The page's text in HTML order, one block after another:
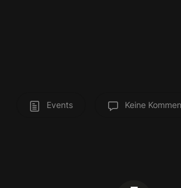
Events Keine